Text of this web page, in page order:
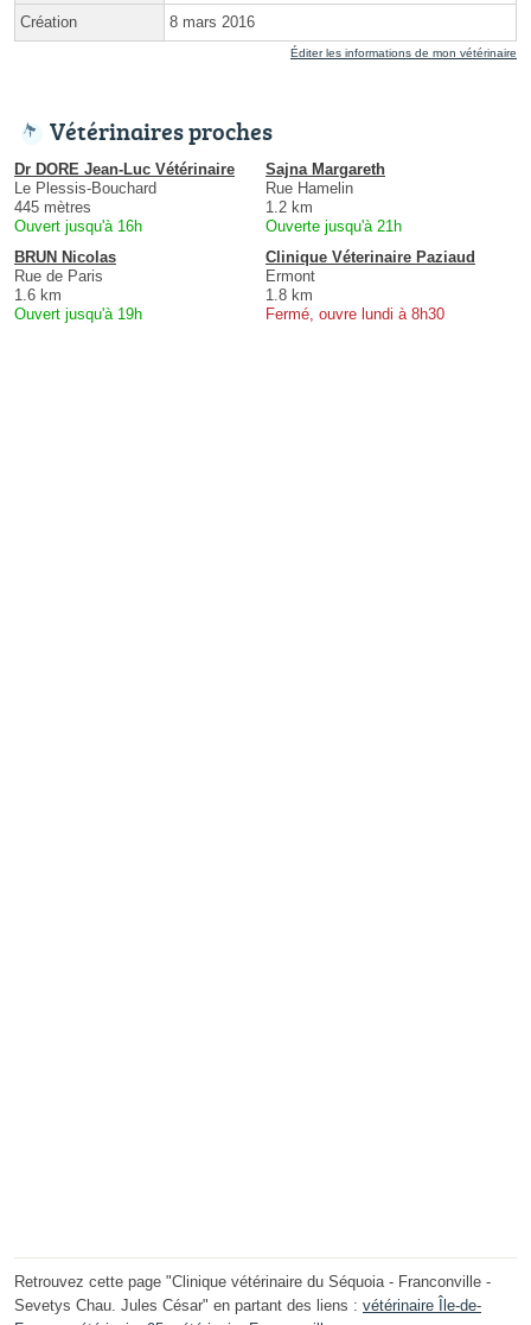
Création 8 mars 2016
Éditer les informations de mon vétérinaire
Vétérinaires proches
Dr DORE Jean-Luc Vétérinaire
Le Plessis-Bouchard
445 mètres
Ouvert jusqu'à 16h
Sajna Margareth
Rue Hamelin
1.2 km
Ouverte jusqu'à 21h
BRUN Nicolas
Rue de Paris
1.6 km
Ouvert jusqu'à 19h
Clinique Véterinaire Paziaud
Ermont
1.8 km
Fermé, ouvre lundi à 8h30
Retrouvez cette page "Clinique vétérinaire du Séquoia - Franconville -
Sevetys Chau. Jules César" en partant des liens : vétérinaire Île-de-